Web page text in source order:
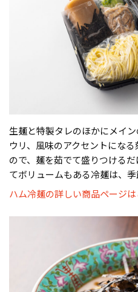
生麺と特製タレのほかにメイ
ウリ、風味のアクセントにな
ので、麺を茹でて盛りつける
てボリュームもある冷麺は、
ハム冷麺の詳しい商品ページは